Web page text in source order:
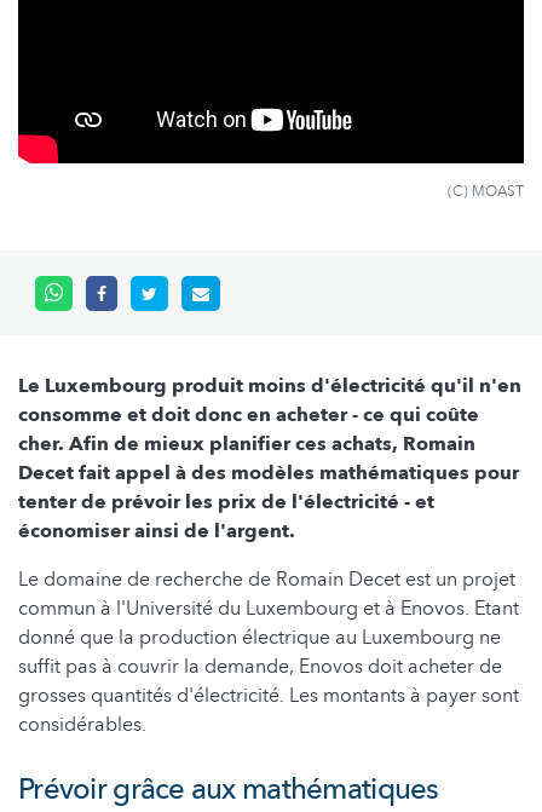
(C) MOAST
Le Luxembourg produit moins d'électricité qu'il n'en
consomme et doit donc en acheter - ce qui coûte
cher. Afin de mieux planifier ces achats, Romain
Decet fait appel à des modèles mathématiques pour
tenter de prévoir les prix de l'électricité - et
économiser ainsi de l'argent.
Le domaine de recherche de Romain Decet est un projet
commun à l'Université du Luxembourg et à Enovos. Etant
donné que la production électrique au Luxembourg ne
suffit pas à couvrir la demande, Enovos doit acheter de
grosses quantités d'électricité. Les montants à payer sont
considérables.
Prévoir grâce aux mathématiques